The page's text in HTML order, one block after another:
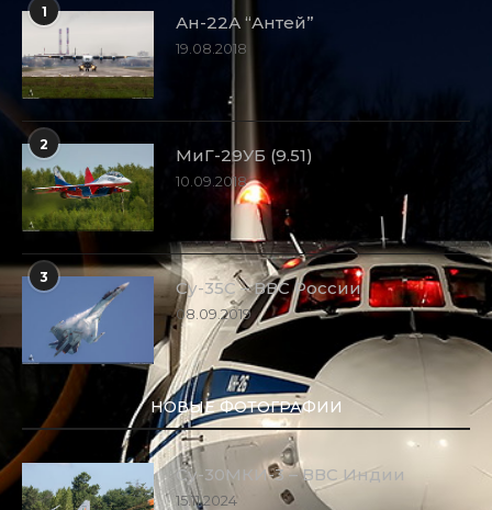
1
Ан-22А “Антей”
19.08.2018
2
МиГ-29УБ (9.51)
10.09.2018
3
Су-35С – ВВС России
08.09.2019
НОВЫЕ ФОТОГРАФИИ
Су-30МКИ-3 – ВВС Индии
15.11.2024